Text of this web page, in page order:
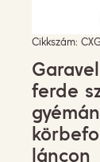
Cikkszám:
ferde
láncon